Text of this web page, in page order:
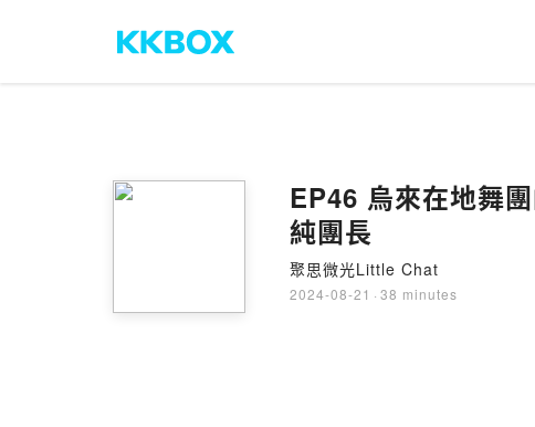
EP46 烏來在地舞
純團長
聚思微光Little Chat
2024-08-21 · 38 minutes